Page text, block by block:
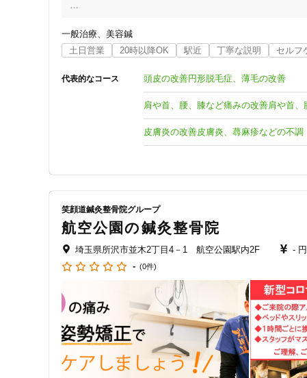
接客・サービスの特徴
コロナ対応
支払いに関する特徴
特典あり
クレカ可
キーワード
社会人野球部トレーナー研修
ZUMBAカンファレンストレーナー帯同
東急スポーツサッカートレーナー帯同
都内鍼灸院にて院長
・はり師免許証(国家資格 厚生労働大臣認定 第184484号)
・空手 茶色帯
【趣味】
○スポーツ観戦：野球・サッカー・バスケ
○アニメ/漫画
高麗手指鍼とは、韓国の柳泰佑（ユー・テウ）氏により創
り、その刺激点へ鍼やお灸をすることで全身の身体機能を
手指の相応部分には「手指鍼」とよばれる、長さ1㎝太さ
㎜というのは髪の毛ほどの太さですので、ご安心くださ
一般治療
美容鍼
土日営業
20時以降OK 駅近 丁寧な説明 セルフ
代表的なコース 頭皮の改善円形脱毛症、薄毛の改善
肩や首、腰、膝など痛みの改善肩や首、
皮膚炎の改善皮膚炎、蕁麻疹などの不調
笑顔道鍼灸整骨院グループ
航空公園の鍼灸整骨院
埼玉県所沢市並木2丁目4－1 航空公園駅内2F -
- (0件)